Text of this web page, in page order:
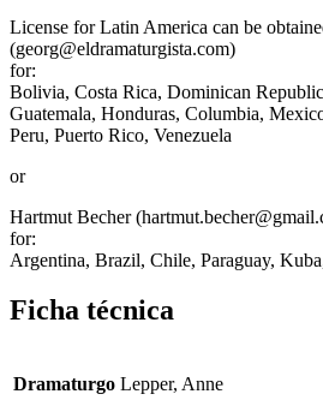
License for Latin America can be
(georg@eldramaturgista.com)
for:
Bolivia, Costa Rica, Dominican
Guatemala, Honduras, Columbia,
Peru, Puerto Rico, Venezuela
or
Hartmut Becher
for:
Argentina, Brazil, Chile, Paraguay,
Ficha técnica
Dramaturgo Lepper, Anne